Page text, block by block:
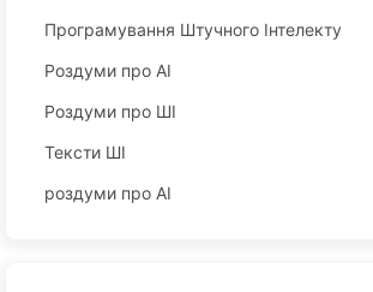
Програмування Штучного Інтелекту
Роздуми про AI
Роздуми про ШІ
Тексти ШІ
роздуми про AI